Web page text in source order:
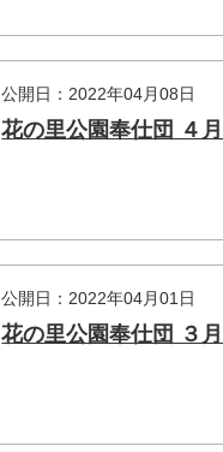
公開日：2022年04月08日
花の里公園奉仕団 ４
公開日：2022年04月01日
花の里公園奉仕団 ３